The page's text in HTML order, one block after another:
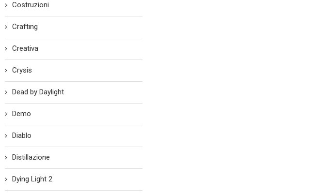
Costruzioni
Crafting
Creativa
Crysis
Dead by Daylight
Demo
Diablo
Distillazione
Dying Light 2